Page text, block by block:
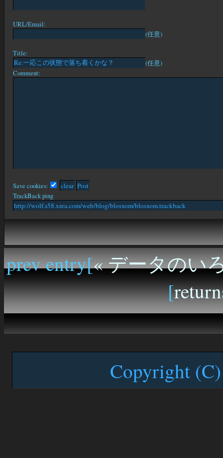
URL/Email:
(任意)
Title:
(任意)
Comment:
Save cookies:
TrackBack ping
prev entry[« データのい
[
Copyright